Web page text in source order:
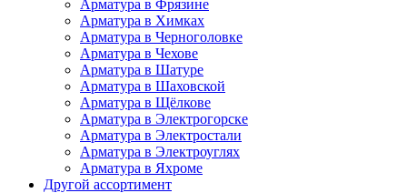
Арматура в Фрязине
Арматура в Химках
Арматура в Черноголовке
Арматура в Чехове
Арматура в Шатуре
Арматура в Шаховской
Арматура в Щёлкове
Арматура в Электрогорске
Арматура в Электростали
Арматура в Электроуглях
Арматура в Яхроме
Другой ассортимент